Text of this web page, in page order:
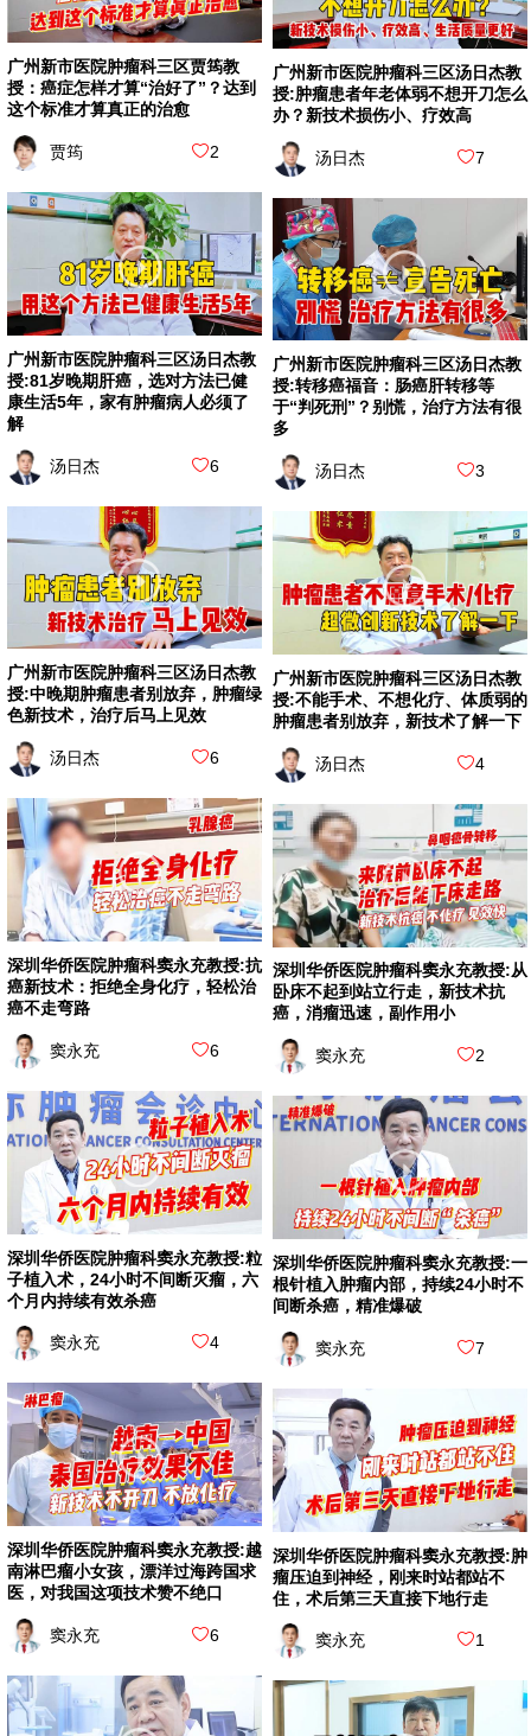
广州新市医院肿瘤科三区贾筠教
授：癌症怎样才算“治好了”？达到
这个标准才算真正的治愈
贾筠 2
广州新市医院肿瘤科三区汤日杰教
授:81岁晚期肝癌，选对方法已健
康生活5年，家有肿瘤病人必须了
解
汤日杰 6
广州新市医院肿瘤科三区汤日杰教
授:中晚期肿瘤患者别放弃，肿瘤绿
色新技术，治疗后马上见效
汤日杰 6
深圳华侨医院肿瘤科窦永充教授:抗
癌新技术：拒绝全身化疗，轻松治
癌不走弯路
窦永充 6
深圳华侨医院肿瘤科窦永充教授:粒
子植入术，24小时不间断灭瘤，六
个月内持续有效杀癌
窦永充 4
深圳华侨医院肿瘤科窦永充教授:越
南淋巴瘤小女孩，漂洋过海跨国求
医，对我国这项技术赞不绝口
窦永充 6
广州新市医院肿瘤科三区汤日杰教
授:肿瘤患者年老体弱不想开刀怎么
办？新技术损伤小、疗效高
汤日杰 7
广州新市医院肿瘤科三区汤日杰教
授:转移癌福音：肠癌肝转移等
于“判死刑”？别慌，治疗方法有很
多
汤日杰 3
广州新市医院肿瘤科三区汤日杰教
授:不能手术、不想化疗、体质弱的
肿瘤患者别放弃，新技术了解一下
汤日杰 4
深圳华侨医院肿瘤科窦永充教授:从
卧床不起到站立行走，新技术抗
癌，消瘤迅速，副作用小
窦永充 2
深圳华侨医院肿瘤科窦永充教授:一
根针植入肿瘤内部，持续24小时不
间断杀癌，精准爆破
窦永充 7
深圳华侨医院肿瘤科窦永充教授:肿
瘤压迫到神经，刚来时站都站不
住，术后第三天直接下地行走
窦永充 1